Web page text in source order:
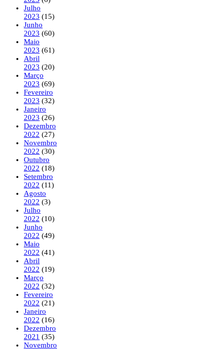
Julho
2023 (15)
Junho
2023 (60)
Maio
2023 (61)
Abril
2023 (20)
Março
2023 (69)
Fevereiro
2023 (32)
Janeiro
2023 (26)
Dezembro
2022 (27)
Novembro
2022 (30)
Outubro
2022 (18)
Setembro
2022 (11)
Agosto
2022 (3)
Julho
2022 (10)
Junho
2022 (49)
Maio
2022 (41)
Abril
2022 (19)
Março
2022 (32)
Fevereiro
2022 (21)
Janeiro
2022 (16)
Dezembro
2021 (35)
Novembro